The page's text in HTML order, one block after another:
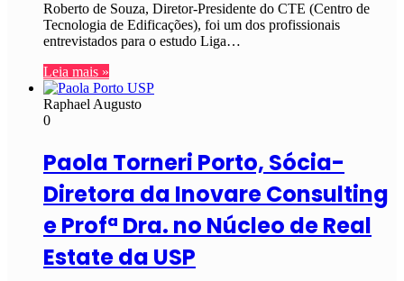
Roberto de Souza, Diretor-Presidente do CTE (Centro de
Tecnologia de Edificações), foi um dos profissionais
entrevistados para o estudo Liga…
Leia mais »
Raphael Augusto
0
Paola Torneri Porto, Sócia-
Diretora da Inovare Consulting
e Profª Dra. no Núcleo de Real
Estate da USP